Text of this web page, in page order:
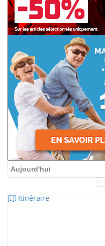
Aujourd'hui
Itinéraire